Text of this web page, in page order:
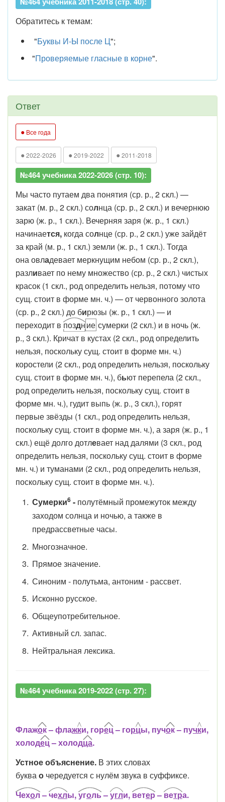
Обратитесь к темам:
"Буквы И-Ы после Ц";
"Проверяемые гласные в корне".
Ответ
● Все года
● 2022-2026 ● 2019-2022 ● 2011-2018
№464 учебника 2022-2026 (стр. 10):
Мы часто путаем два понятия (ср. р., 2 скл.) —
закат (м. р., 2 скл.) солнца (ср. р., 2 скл.) и вечернюю
зарю (ж. р., 1 скл.). Вечерняя заря (ж. р., 1 скл.)
начинается, когда солнце (ср. р., 2 скл.) уже зайдёт
за край (м. р., 1 скл.) земли (ж. р., 1 скл.). Тогда
она овладевает меркнущим небом (ср. р., 2 скл.),
разливает по нему множество (ср. р., 2 скл.) чистых
красок (1 скл., род определить нельзя, потому что
сущ. стоит в форме мн. ч.) — от червонного золота
(ср. р., 2 скл.) до бирюзы (ж. р., 1 скл.) — и
переходит в поздние сумерки (2 скл.) и в ночь (ж.
р., 3 скл.). Кричат в кустах (2 скл., род определить
нельзя, поскольку сущ. стоит в форме мн. ч.)
коростели (2 скл., род определить нельзя, поскольку
сущ. стоит в форме мн. ч.), бьют перепела (2 скл.,
род определить нельзя, поскольку сущ. стоит в
форме мн. ч.), гудит выпь (ж. р., 3 скл.), горят
первые звёзды (1 скл., род определить нельзя,
поскольку сущ. стоит в форме мн. ч.), а заря (ж. р., 1
скл.) ещё долго дотлевает над далями (3 скл., род
определить нельзя, поскольку сущ. стоит в форме
мн. ч.) и туманами (2 скл., род определить нельзя,
поскольку сущ. стоит в форме мн. ч.).
Сумерки6- полутёмный промежуток между
заходом солнца и ночью, а также в
предрассветные часы.
Многозначное.
Прямое значение.
Синоним - полутьма, антоним - рассвет.
Исконно русское.
Общеупотребительное.
Активный сл. запас.
Нейтральная лексика.
№464 учебника 2019-2022 (стр. 27):
Флажок– флажки, горец– горцы, пучок– пучки,
холодец– холодца.
Устное объяснение. В этих словах
буква о чередуется с нулём звука в суффиксе.
Чехол–чехлы,уголь–угли,ветер–ветра.